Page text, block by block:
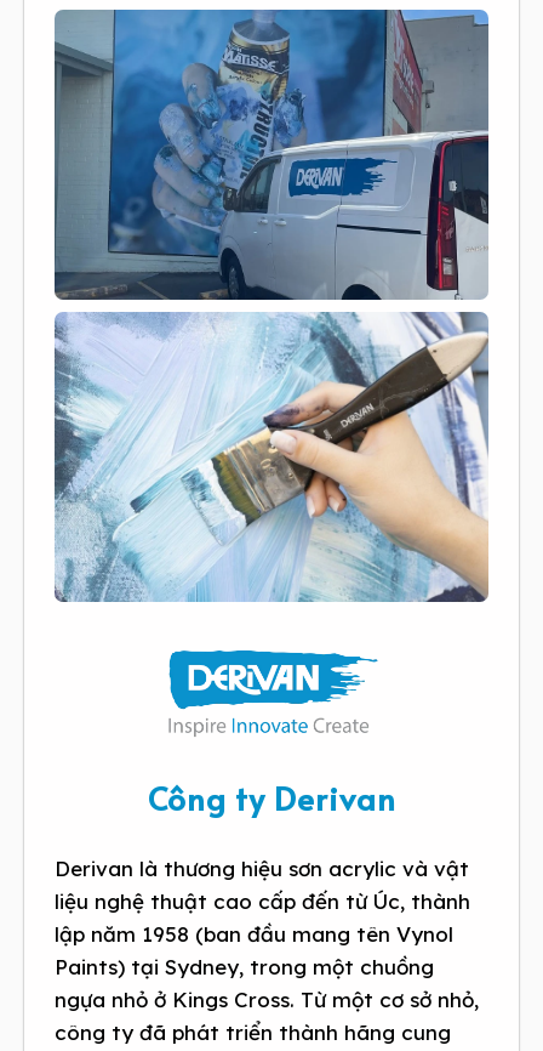
Công ty Derivan
Derivan là thương hiệu sơn acrylic và vật
liệu nghệ thuật cao cấp đến từ Úc, thành
lập năm 1958 (ban đầu mang tên Vynol
Paints) tại Sydney, trong một chuồng
ngựa nhỏ ở Kings Cross. Từ một cơ sở nhỏ,
công ty đã phát triển thành hãng cung